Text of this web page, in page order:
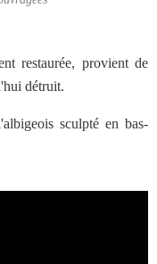
restaurée, provient de
détruit.
sculpté en bas-